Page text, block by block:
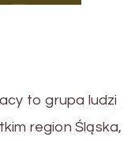
to grupa ludzi
region Śląska,